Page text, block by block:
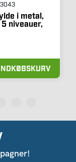
i metal,
niveauer,